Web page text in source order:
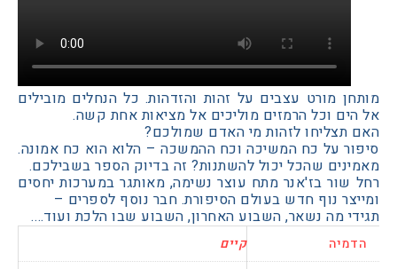
מורט עצבים על זהות והזדהות. כל הנחלים מובילים
וכל הרמזים מוליכים אל מציאות אחת קשה.
לזהות מי האדם שמולכם?
על כח המשיכה וכח ההמשכה – הלוא הוא כח אמונה.
שהכל יכול להשתנות? זה בדיוק הספר בשבילכם.
בז'אנר מתח עוצר נשימה, מאותגר במערכות יחסים
נוף חדש בעולם הסיפורת. חבר נוסף לספרים –
מה נשאר, השבוע האחרון, השבוע שבו הלכת ועוד….